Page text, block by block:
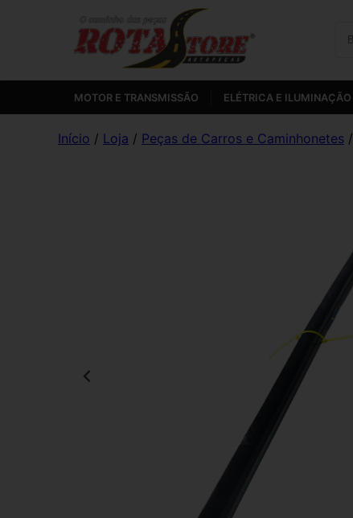
MOTOR E TRANSMISSÃO ELÉTRICA E ILUMINAÇÃO
Início / Loja / Peças de Carros e Caminhonetes /